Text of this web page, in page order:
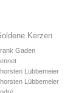
Kerzen
Gaden
Lübbemeier
Lübbemeier